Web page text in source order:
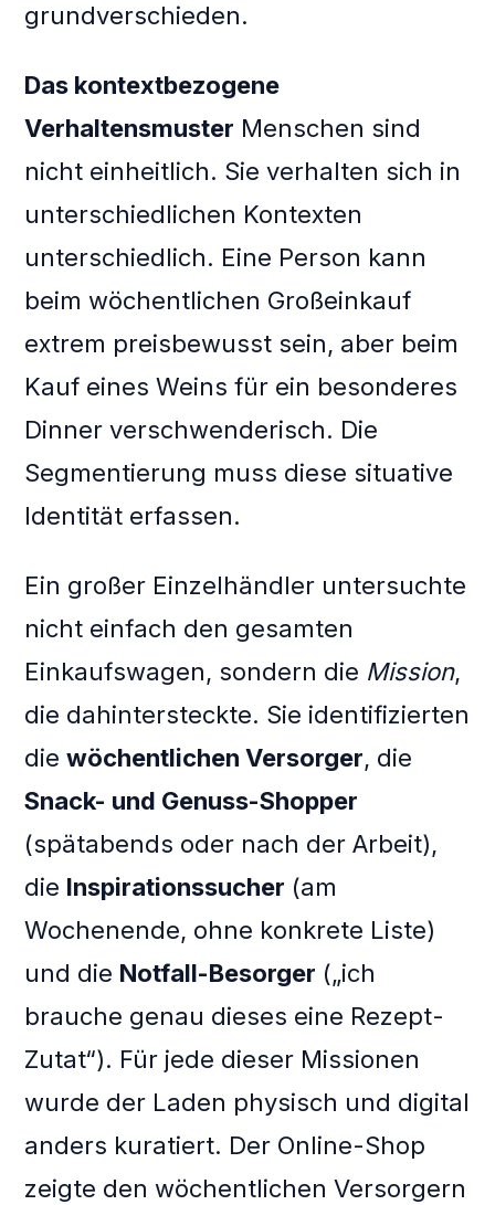
grundverschieden.
Das kontextbezogene
Verhaltensmuster Menschen sind
nicht einheitlich. Sie verhalten sich in
unterschiedlichen Kontexten
unterschiedlich. Eine Person kann
beim wöchentlichen Großeinkauf
extrem preisbewusst sein, aber beim
Kauf eines Weins für ein besonderes
Dinner verschwenderisch. Die
Segmentierung muss diese situative
Identität erfassen.
Ein großer Einzelhändler untersuchte
nicht einfach den gesamten
Einkaufswagen, sondern die Mission,
die dahintersteckte. Sie identifizierten
diewöchentlichen Versorger, die
Snack- und Genuss-Shopper
(spätabends oder nach der Arbeit),
die Inspirationssucher (am
Wochenende, ohne konkrete Liste)
und die Notfall-Besorger („ich
brauche genau dieses eine Rezept-
Zutat“). Für jede dieser Missionen
wurde der Laden physisch und digital
anders kuratiert. Der Online-Shop
zeigte den wöchentlichen Versorgern